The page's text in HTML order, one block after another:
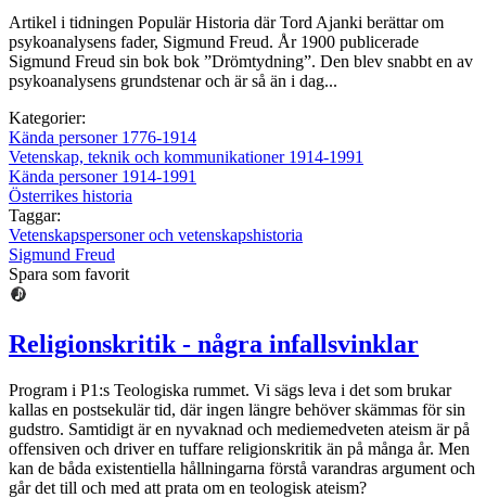
Artikel i tidningen Populär Historia där Tord Ajanki berättar om
psykoanalysens fader, Sigmund Freud. År 1900 publicerade
Sigmund Freud sin bok bok ”Drömtydning”. Den blev snabbt en av
psykoanalysens grundstenar och är så än i dag...
Kategorier:
Kända personer 1776-1914
Vetenskap, teknik och kommunikationer 1914-1991
Kända personer 1914-1991
Österrikes historia
Taggar:
Vetenskapspersoner och vetenskapshistoria
Sigmund Freud
Spara som favorit
Religionskritik - några infallsvinklar
Program i P1:s Teologiska rummet. Vi sägs leva i det som brukar
kallas en postsekulär tid, där ingen längre behöver skämmas för sin
gudstro. Samtidigt är en nyvaknad och mediemedveten ateism är på
offensiven och driver en tuffare religionskritik än på många år. Men
kan de båda existentiella hållningarna förstå varandras argument och
går det till och med att prata om en teologisk ateism?